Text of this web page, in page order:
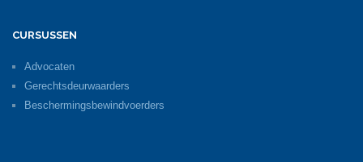
CURSUSSEN
Advocaten
Gerechtsdeurwaarders
Beschermingsbewindvoerders